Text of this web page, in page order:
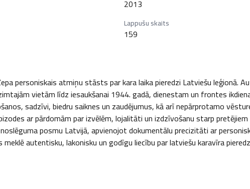
2013
Lappušu skaits
159
personiskais atmiņu stāsts par kara laika pieredzi Latviešu leģionā.
vietām līdz iesaukšanai 1944. gadā, dienestam un frontes
sadzīvi, biedru saiknes un zaudējumus, kā arī nepārprotamo
ar pārdomām par izvēlēm, lojalitāti un izdzīvošanu starp
posmu Latvijā, apvienojot dokumentālu precizitāti ar
autentisku, lakonisku un godīgu liecību par latviešu karavīra